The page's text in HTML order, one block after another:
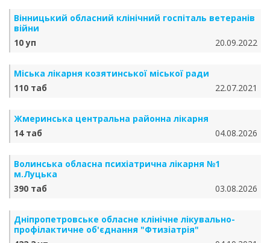
Вінницький обласний клінічний госпіталь ветеранів
війни
10 уп
20.09.2022
Міська лікарня козятинської міської ради
110 таб
22.07.2021
Жмеринська центральна районна лікарня
14 таб
04.08.2026
Волинська обласна психіатрична лікарня №1
м.Луцька
390 таб
03.08.2026
Дніпропетровське обласне клінічне лікувально-
профілактичне об'єднання "Фтизіатрія"